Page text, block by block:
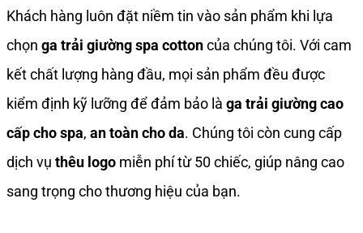
Khách hàng luôn đặt niềm tin vào sản phẩm khi lựa
chọn ga trải giường spa cottoncủa chúng tôi. Với cam
kết chất lượng hàng đầu, mọi sản phẩm đều được
kiểm định kỹ lưỡng để đảm bảo là ga trải giường cao
cấp cho spa, an toàn cho da. Chúng tôi còn cung cấp
dịch vụ thêu logo miễn phí từ 50 chiếc, giúp nâng cao
sang trọng cho thương hiệu của bạn.